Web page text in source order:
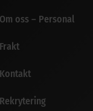
Om oss – Personal
Frakt
Kontakt
Rekrytering